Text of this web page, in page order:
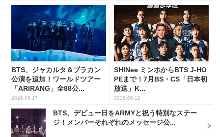
BTS、ジャカルタ＆ブラカン
公演を追加！ワールドツアー
「ARIRANG」全88公...
2026.06.17
SHINee ミンホからBTS J-HO
PEまで！7月BS・CS「日本初
放送」K...
2026.06.12
BTS、デビュー日をARMYと祝う特別なステー
ジ！メンバーそれぞれのメッセージ公...